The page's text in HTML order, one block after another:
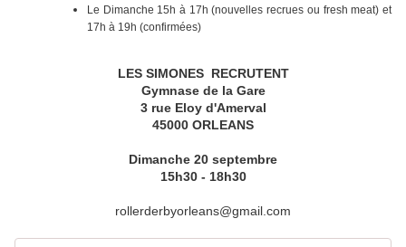
Le Dimanche 15h à 17h (nouvelles recrues ou fresh meat) et
17h à 19h (confirmées)
LES SIMONES RECRUTENT
Gymnase de la Gare
3 rue Eloy d'Amerval
45000 ORLEANS
Dimanche 20 septembre
15h30 - 18h30
rollerderbyorleans@gmail.com